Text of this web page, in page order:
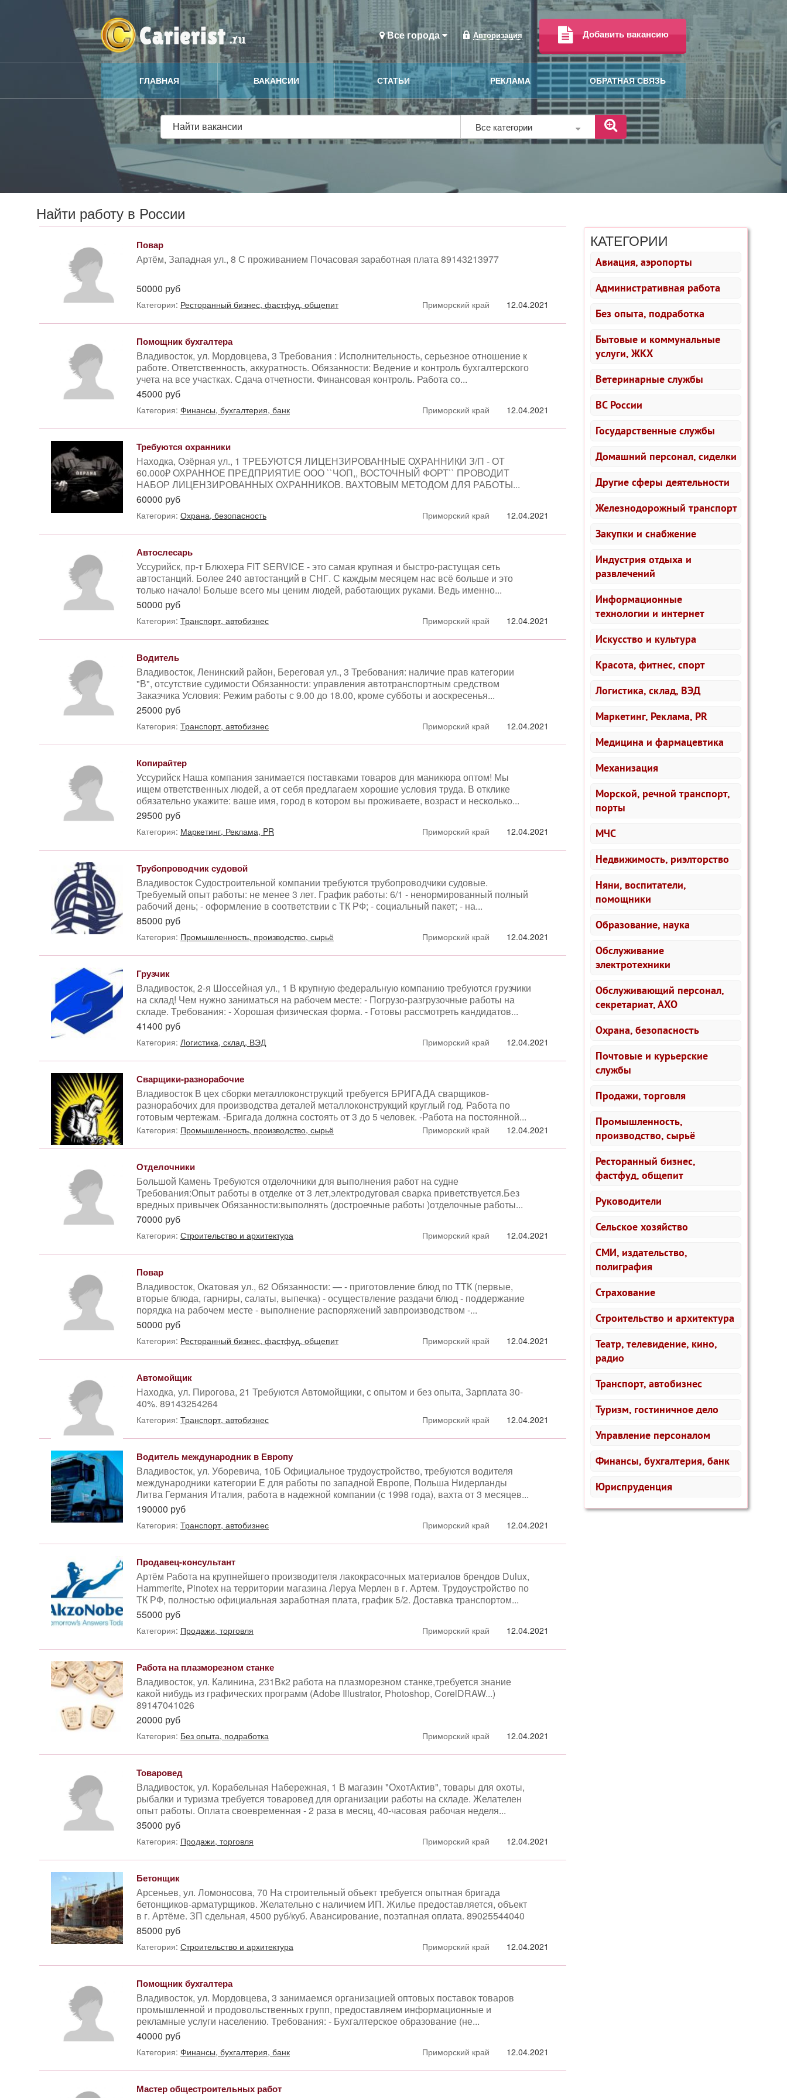
Все города Авторизация Добавить вакансию
ГЛАВНАЯ ВАКАНСИИ СТАТЬИ РЕКЛАМА ОБРАТНАЯ СВЯЗЬ
Все категории
Найти работу в России
КАТЕГОРИИ
Авиация, аэропорты
Административная работа
Без опыта, подработка
Бытовые и коммунальные
услуги, ЖКХ
Ветеринарные службы
ВС России
Государственные службы
Домашний персонал, сиделки
Другие сферы деятельности
Железнодорожный транспорт
Закупки и снабжение
Индустрия отдыха и
развлечений
Информационные
технологии и интернет
Искусство и культура
Красота, фитнес, спорт
Логистика, склад, ВЭД
Маркетинг, Реклама, PR
Медицина и фармацевтика
Механизация
Морской, речной транспорт,
порты
МЧС
Недвижимость, риэлторство
Няни, воспитатели,
помощники
Образование, наука
Обслуживание
электротехники
Обслуживающий персонал,
секретариат, АХО
Охрана, безопасность
Почтовые и курьерские
службы
Продажи, торговля
Промышленность,
производство, сырьё
Ресторанный бизнес,
фастфуд, общепит
Руководители
Сельское хозяйство
СМИ, издательство,
полиграфия
Страхование
Строительство и архитектура
Театр, телевидение, кино,
радио
Транспорт, автобизнес
Туризм, гостиничное дело
Управление персоналом
Финансы, бухгалтерия, банк
Юриспруденция
Повар
Артём, Западная ул., 8 С проживанием Почасовая заработная плата 89143213977
50000 руб
Категория: Ресторанный бизнес, фастфуд, общепит Приморский край 12.04.2021
Помощник бухгалтера
Владивосток, ул. Мордовцева, 3 Требования : Исполнительность, серьезное отношение к
работе. Ответственность, аккуратность. Обязанности: Ведение и контроль бухгалтерского
учета на все участках. Сдача отчетности. Финансовая контроль. Работа со...
45000 руб
Категория: Финансы, бухгалтерия, банк Приморский край 12.04.2021
Требуются охранники
Находка, Озёрная ул., 1 ТРЕБУЮТСЯ ЛИЦЕНЗИРОВАННЫЕ ОХРАННИКИ З/П - ОТ
60.000₽ ОХРАННОЕ ПРЕДПРИЯТИЕ ООО ``ЧОП,, ВОСТОЧНЫЙ ФОРТ`` ПРОВОДИТ
НАБОР ЛИЦЕНЗИРОВАННЫХ ОХРАННИКОВ. ВАХТОВЫМ МЕТОДОМ ДЛЯ РАБОТЫ...
60000 руб
Категория: Охрана, безопасность Приморский край 12.04.2021
Автослесарь
Уссурийск, пр-т Блюхера FIT SERVICE - это самая крупная и быстро-растущая сеть
автостанций. Более 240 автостанций в СНГ. С каждым месяцем нас всё больше и это
только начало! Больше всего мы ценим людей, работающих руками. Ведь именно...
50000 руб
Категория: Транспорт, автобизнес Приморский край 12.04.2021
Водитель
Владивосток, Ленинский район, Береговая ул., 3 Требования: наличие прав категории
"В", отсутствие судимости Обязанности: управления автотранспортным средством
Заказчика Условия: Режим работы с 9.00 до 18.00, кроме субботы и аоскресенья...
25000 руб
Категория: Транспорт, автобизнес Приморский край 12.04.2021
Копирайтер
Уссурийск Наша компания занимается поставками товаров для маникюра оптом! Мы
ищем ответственных людей, а от себя предлагаем хорошие условия труда. В отклике
обязательно укажите: ваше имя, город в котором вы проживаете, возраст и несколько...
29500 руб
Категория: Маркетинг, Реклама, PR Приморский край 12.04.2021
Трубопроводчик судовой
Владивосток Судостроительной компании требуются трубопроводчики судовые.
Требуемый опыт работы: не менее 3 лет. График работы: 6/1 - ненормированный полный
рабочий день; - оформление в соответствии с ТК РФ; - социальный пакет; - на...
85000 руб
Категория: Промышленность, производство, сырьё Приморский край 12.04.2021
Грузчик
Владивосток, 2-я Шоссейная ул., 1 В крупную федеральную компанию требуются грузчики
на склад! Чем нужно заниматься на рабочем месте: - Погрузо-разгрузочные работы на
складе. Требования: - Хорошая физическая форма. - Готовы рассмотреть кандидатов...
41400 руб
Категория: Логистика, склад, ВЭД Приморский край 12.04.2021
Сварщики-разнорабочие
Владивосток В цех сборки металлоконструкций требуется БРИГАДА сварщиков-
разнорабочих для производства деталей металлоконструкций круглый год. Работа по
готовым чертежам. -Бригада должна состоять от 3 до 5 человек. -Работа на постоянной...
Категория: Промышленность, производство, сырьё Приморский край 12.04.2021
Отделочники
Большой Камень Требуются отделочники для выполнения работ на судне
Требования:Опыт работы в отделке от 3 лет,электродуговая сварка приветствуется.Без
вредных привычек Обязанности:выполнять (достроечные работы )отделочные работы...
70000 руб
Категория: Строительство и архитектура Приморский край 12.04.2021
Повар
Владивосток, Окатовая ул., 62 Обязанности: — - приготовление блюд по ТТК (первые,
вторые блюда, гарниры, салаты, выпечка) - осуществление раздачи блюд - поддержание
порядка на рабочем месте - выполнение распоряжений завпроизводством -...
50000 руб
Категория: Ресторанный бизнес, фастфуд, общепит Приморский край 12.04.2021
Автомойщик
Находка, ул. Пирогова, 21 Требуются Автомойщики, с опытом и без опыта, Зарплата 30-
40%. 89143254264
Категория: Транспорт, автобизнес Приморский край 12.04.2021
Водитель международник в Европу
Владивосток, ул. Уборевича, 10Б Официальное трудоустройство, требуются водителя
международники категории Е для работы по западной Европе, Польша Нидерланды
Литва Германия Италия, работа в надежной компании (с 1998 года), вахта от 3 месяцев...
190000 руб
Категория: Транспорт, автобизнес Приморский край 12.04.2021
Продавец-консультант
Артём Работа на крупнейшего производителя лакокрасочных материалов брендов Dulux,
Hammerite, Pinotex на территории магазина Леруа Мерлен в г. Артем. Трудоустройство по
ТК РФ, полностью официальная заработная плата, график 5/2. Доставка транспортом...
55000 руб
Категория: Продажи, торговля Приморский край 12.04.2021
Работа на плазморезном станке
Владивосток, ул. Калинина, 231Вк2 работа на плазморезном станке,требуется знание
какой нибудь из графических программ (Adobe Illustrator, Photoshop, CorelDRAW...)
89147041026
20000 руб
Категория: Без опыта, подработка Приморский край 12.04.2021
Товаровед
Владивосток, ул. Корабельная Набережная, 1 В магазин "ОхотАктив", товары для охоты,
рыбалки и туризма требуется товаровед для организации работы на складе. Желателен
опыт работы. Оплата своевременная - 2 раза в месяц, 40-часовая рабочая неделя...
35000 руб
Категория: Продажи, торговля Приморский край 12.04.2021
Бетонщик
Арсеньев, ул. Ломоносова, 70 На строительный объект требуется опытная бригада
бетонщиков-арматурщиков. Желательно с наличием ИП. Жилье предоставляется, объект
в г. Артёме. ЗП сдельная, 4500 руб/куб. Авансирование, поэтапная оплата. 89025544040
85000 руб
Категория: Строительство и архитектура Приморский край 12.04.2021
Помощник бухгалтера
Владивосток, ул. Мордовцева, 3 занимаемся организацией оптовых поставок товаров
промышленной и продовольственных групп, предоставляем информационные и
рекламные услуги населению. Требования: - Бухгалтерское образование (не...
40000 руб
Категория: Финансы, бухгалтерия, банк Приморский край 12.04.2021
Мастер общестроительных работ